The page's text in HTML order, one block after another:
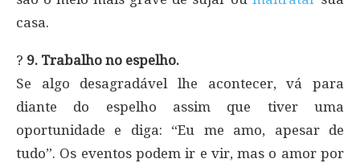
casa.
? 9. Trabalho no espelho.
Se algo desagradável lhe acontecer, vá para
diante do espelho assim que tiver uma
oportunidade e diga: “Eu me amo, apesar de
tudo”. Os eventos podem ir e vir, mas o amor por